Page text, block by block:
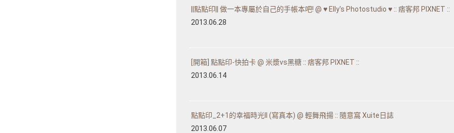
||點點印|| 做一本專屬於自己的手帳本吧! @ ♥ Elly's Photostudio ♥ :: 痞客邦 PIXNET ::
2013.06.28
[開箱] 點點印-快拍卡 @ 米漿vs黑糖 :: 痞客邦 PIXNET ::
2013.06.14
點點印_2+1的幸福時光II (寫真本) @ 輕舞飛揚 :: 隨意窩 Xuite日誌
2013.06.07